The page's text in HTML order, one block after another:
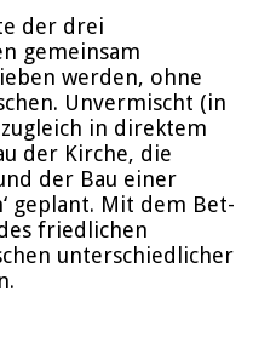
der drei
gemeinsam
werden, ohne
Unvermischt (in
in direktem
der Kirche, die
der Bau einer
geplant. Mit dem Bet-
friedlichen
unterschiedlicher